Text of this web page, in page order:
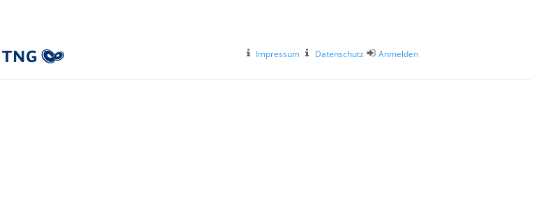
Impressum Datenschutz Anmelden